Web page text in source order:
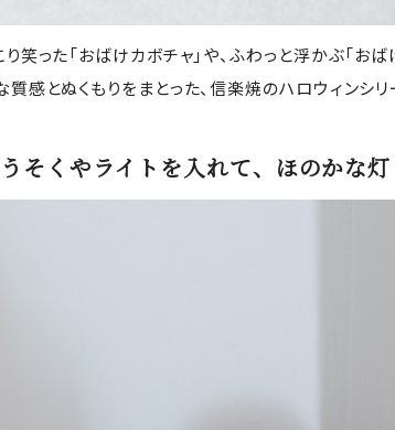
り笑った「おばけカボチャ」や、ふわっと浮かぶ「
質感とぬくもりをまとった、信楽焼のハロウィンシリ
そくやライトを入れて、ほのかな